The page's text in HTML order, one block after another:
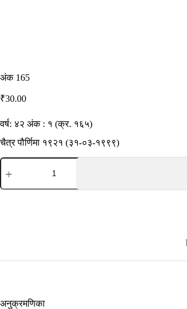
अंक 165
₹30.00
वर्ष: ४२ अंक : १ (क्र. १६५)
चैत्र पौर्णिमा १९२१ (३१-०३-१९९९)
अंक
165
अनुक्रमणिका